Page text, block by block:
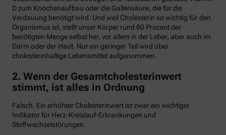
D zum Knochenaufbau oder die Gallensäure, die für die
Verdauung benötigt wird. Und weil Cholesterin so wichtig für den
Organismus ist, stellt unser Körper rund 80 Prozent der
benötigten Menge selbst her, vor allem in der Leber, aber auch im
Darm oder der Haut. Nur ein geringer Teil wird über
cholesterinhaltige Lebensmittel aufgenommen.
2. Wenn der Gesamtcholesterinwert
stimmt, ist alles in Ordnung
Falsch. Ein erhöhter Cholesterinwert ist zwar ein wichtiger
Indikator für Herz-Kreislauf-Erkrankungen und
Stoffwechselstörungen.